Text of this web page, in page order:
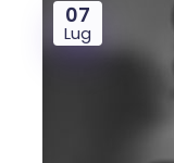
07
Lug